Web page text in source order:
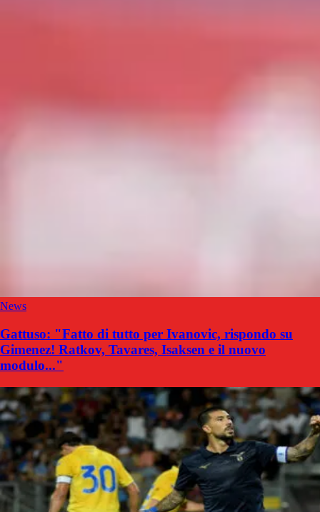
News
Gattuso: "Fatto di tutto per Ivanovic, rispondo su
Gimenez! Ratkov, Tavares, Isaksen e il nuovo
modulo..."